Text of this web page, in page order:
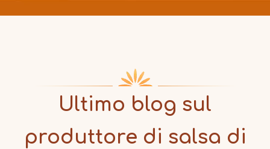
Ultimo blog sul
produttore di salsa di